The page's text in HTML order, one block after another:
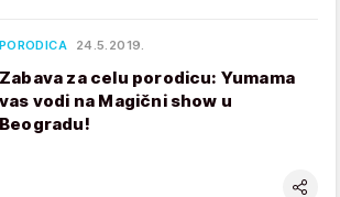
PORODICA 24.5.2019.
Zabava za celu porodicu: Yumama
vas vodi na Magični show u
Beogradu!